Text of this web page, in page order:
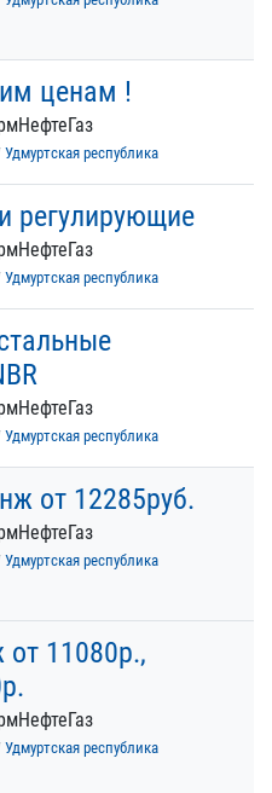
ценам !
Удмуртская республика
регулирующие
Удмуртская республика
Удмуртская республика
от 12285руб.
Удмуртская республика
11080р.,
Удмуртская республика